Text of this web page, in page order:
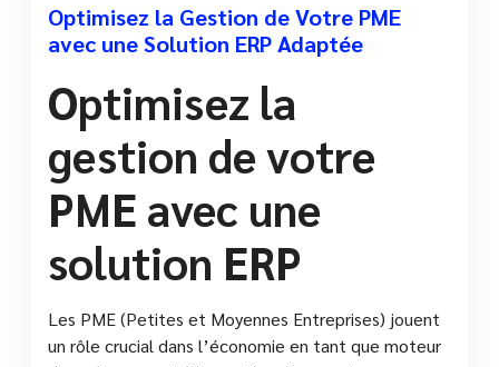
Optimisez la Gestion de Votre PME
avec une Solution ERP Adaptée
Optimisez la
gestion de votre
PME avec une
solution ERP
Les PME (Petites et Moyennes Entreprises) jouent
un rôle crucial dans l’économie en tant que moteur